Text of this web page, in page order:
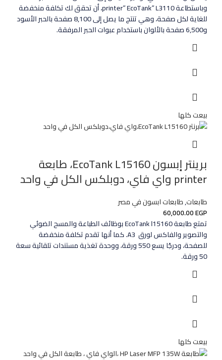
وباستطاعة printer” EcoTank” L3110، أن تحقق لك تكلفة منخفضة
للغاية لكل صفحة، وهي تنتج ما يصل إلى 8,100 صفحة بالحبر الأسود
و6,500 صفحة بالألوان باستخدام عبوات الحبر المرفقة.
بيعت كلها
برينتر إبسون EcoTank L15160، طابعة
printer واي فاي، دوبلكس الكل في واحد
طابعات,طابعات ابسون في مصر
60,000.00EGP
تمتع طابعة EcoTank l15160 بوظائف الطباعة والمسح الضوئي
والتصوير والفاكس لورق A3 ‎. كما أنها تقدم تكلفة منخفضة
للصفحة، ودرجًا يسع 550 ورقة، ووحدة تغذية مستندات تلقائية سعة
50 ورقة.
بيعت كلها